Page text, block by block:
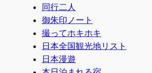
同行二人
御朱印ノート
撮ってホキホキ
日本全国観光地リスト
日本漫遊